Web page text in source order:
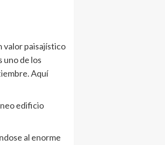
valor paisajístico
uno de los
Aquí
edificio
al enorme